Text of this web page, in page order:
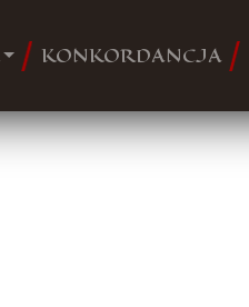
KONKORDANCJA